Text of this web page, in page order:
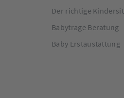
Der richtige
Babytrage Beratung
Baby Erstaustattung